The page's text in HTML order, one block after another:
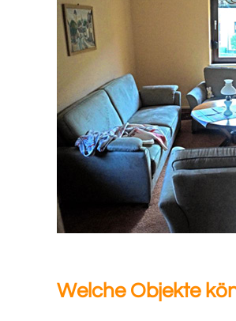
Welche Objekte